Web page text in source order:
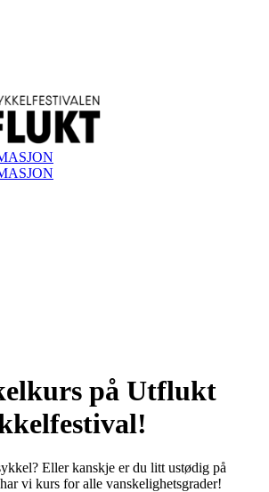
på Utflukt
Eller kanskje er du litt ustødig på
vi kurs for alle vanskelighetsgrader!